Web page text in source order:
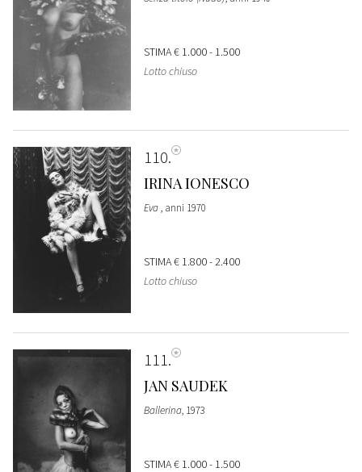
STIMA€ 1.000 - 1.500
Lotto chiuso
110
IRINA IONESCO
Eva, anni 1970
STIMA€ 1.800 - 2.400
Lotto chiuso
111
JAN SAUDEK
Ballerina, 1973
STIMA€ 1.000 - 1.500